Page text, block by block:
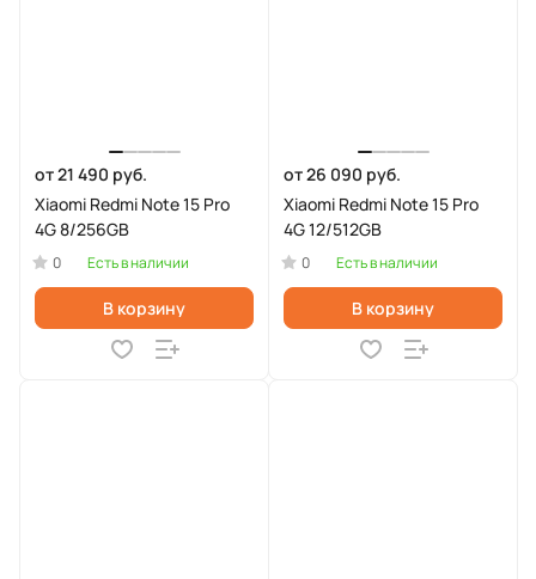
от 21 490 руб.
Xiaomi Redmi Note 15 Pro
4G 8/256GB
0 Есть в наличии
В корзину
от 26 090 руб.
Xiaomi Redmi Note 15 Pro
4G 12/512GB
0 Есть в наличии
В корзину